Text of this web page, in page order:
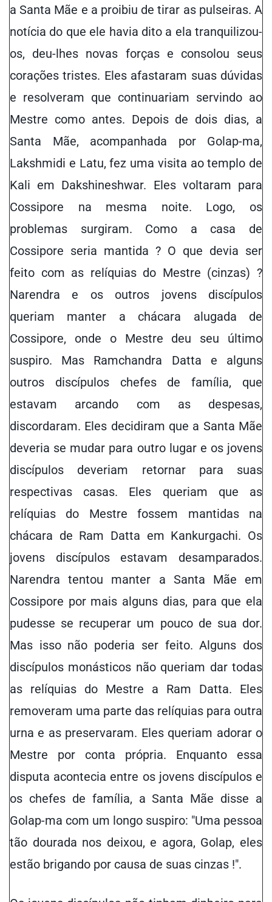
a Santa Mãe e a proibiu de tirar as pulseiras. A
notícia do que ele havia dito a ela tranquilizou-
os, deu-lhes novas forças e consolou seus
corações tristes. Eles afastaram suas dúvidas
e resolveram que continuariam servindo ao
Mestre como antes. Depois de dois dias, a
Santa Mãe, acompanhada por Golap-ma,
Lakshmidi e Latu, fez uma visita ao templo de
Kali em Dakshineshwar. Eles voltaram para
Cossipore na mesma noite. Logo, os
problemas surgiram. Como a casa de
Cossipore seria mantida ? O que devia ser
feito com as relíquias do Mestre (cinzas) ?
Narendra e os outros jovens discípulos
queriam manter a chácara alugada de
Cossipore, onde o Mestre deu seu último
suspiro. Mas Ramchandra Datta e alguns
outros discípulos chefes de família, que
estavam arcando com as despesas,
discordaram. Eles decidiram que a Santa Mãe
deveria se mudar para outro lugar e os jovens
discípulos deveriam retornar para suas
respectivas casas. Eles queriam que as
relíquias do Mestre fossem mantidas na
chácara de Ram Datta em Kankurgachi. Os
jovens discípulos estavam desamparados.
Narendra tentou manter a Santa Mãe em
Cossipore por mais alguns dias, para que ela
pudesse se recuperar um pouco de sua dor.
Mas isso não poderia ser feito. Alguns dos
discípulos monásticos não queriam dar todas
as relíquias do Mestre a Ram Datta. Eles
removeram uma parte das relíquias para outra
urna e as preservaram. Eles queriam adorar o
Mestre por conta própria. Enquanto essa
disputa acontecia entre os jovens discípulos e
os chefes de família, a Santa Mãe disse a
Golap-ma com um longo suspiro: "Uma pessoa
tão dourada nos deixou, e agora, Golap, eles
estão brigando por causa de suas cinzas !".